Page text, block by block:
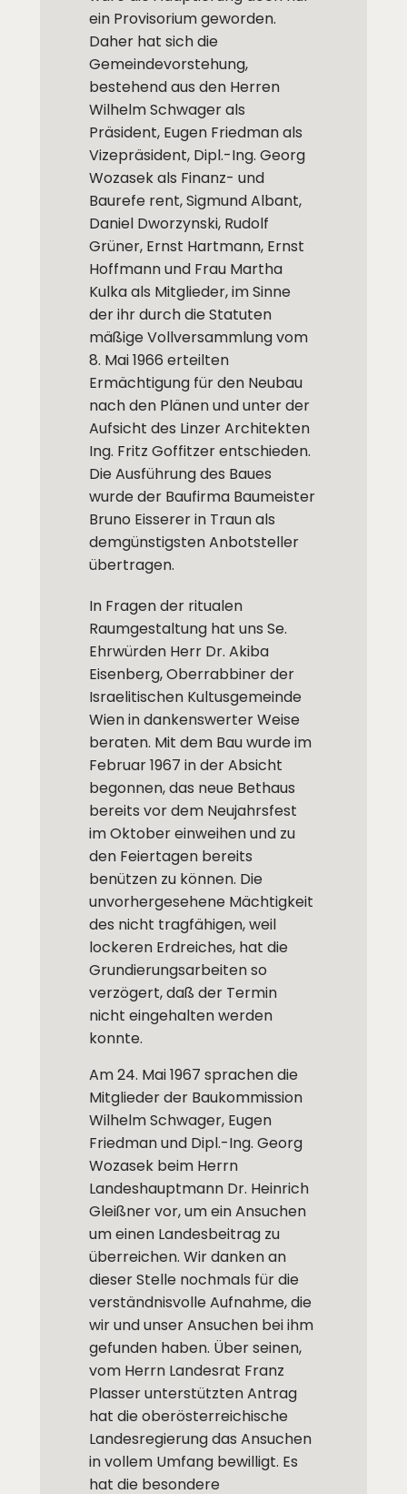
ein Provisorium geworden.
Daher hat sich die
Gemeindevorstehung,
bestehend aus den Herren
Wilhelm Schwager als
Präsident, Eugen Friedman als
Vizepräsident, Dipl.-Ing. Georg
Wozasek als Finanz- und
Baurefe rent, Sigmund Albant,
Daniel Dworzynski, Rudolf
Grüner, Ernst Hartmann, Ernst
Hoffmann und Frau Martha
Kulka als Mitglieder, im Sinne
der ihr durch die Statuten
mäßige Vollversammlung vom
8. Mai 1966 erteilten
Ermächtigung für den Neubau
nach den Plänen und unter der
Aufsicht des Linzer Architekten
Ing. Fritz Goffitzer entschieden.
Die Ausführung des Baues
wurde der Baufirma Baumeister
Bruno Eisserer in Traun als
demgünstigsten Anbotsteller
übertragen.
In Fragen der ritualen
Raumgestaltung hat uns Se.
Ehrwürden Herr Dr. Akiba
Eisenberg, Oberrabbiner der
Israelitischen Kultusgemeinde
Wien in dankenswerter Weise
beraten. Mit dem Bau wurde im
Februar 1967 in der Absicht
begonnen, das neue Bethaus
bereits vor dem Neujahrsfest
im Oktober einweihen und zu
den Feiertagen bereits
benützen zu können. Die
unvorhergesehene Mächtigkeit
des nicht tragfähigen, weil
lockeren Erdreiches, hat die
Grundierungsarbeiten so
verzögert, daß der Termin
nicht eingehalten werden
konnte.
Am 24. Mai 1967 sprachen die
Mitglieder der Baukommission
Wilhelm Schwager, Eugen
Friedman und Dipl.-Ing. Georg
Wozasek beim Herrn
Landeshauptmann Dr. Heinrich
Gleißner vor, um ein Ansuchen
um einen Landesbeitrag zu
überreichen. Wir danken an
dieser Stelle nochmals für die
verständnisvolle Aufnahme, die
wir und unser Ansuchen bei ihm
gefunden haben. Über seinen,
vom Herrn Landesrat Franz
Plasser unterstützten Antrag
hat die oberösterreichische
Landesregierung das Ansuchen
in vollem Umfang bewilligt. Es
hat die besondere